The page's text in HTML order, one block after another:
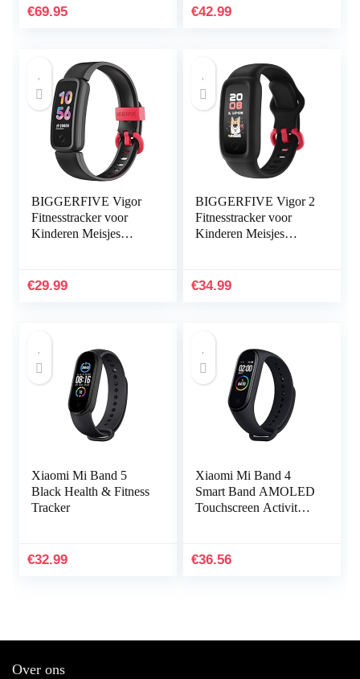
wijzerplaten &
€69.95
hartslag,
€42.99
BIGGERFIVE Vigor
Fitnesstracker voor
Kinderen Meisjes
Stappenteller,
€29.99
BIGGERFIVE Vigor 2
Fitnesstracker voor
Kinderen Meisjes
Stappenteller…
€34.99
Xiaomi Mi Band 5
Black Health & Fitness
Tracker
€32.99
Xiaomi Mi Band 4
Smart Band AMOLED
Touchscreen Activity
€36.56
Over ons